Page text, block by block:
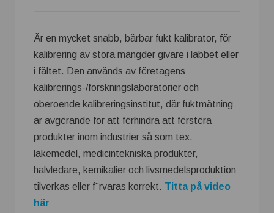
Är en mycket snabb, bärbar fukt kalibrator, för
kalibrering av stora mängder givare i labbet eller
i fältet. Den används av företagens
kalibrerings-/forskningslaboratorier och
oberoende kalibreringsinstitut, där fuktmätning
är avgörande för att förhindra att förstöra
produkter inom industrier så som tex.
läkemedel, medicintekniska produkter,
halvledare, kemikalier och livsmedelsproduktion
tilverkas eller f¨rvaras korrekt. Titta på video
här